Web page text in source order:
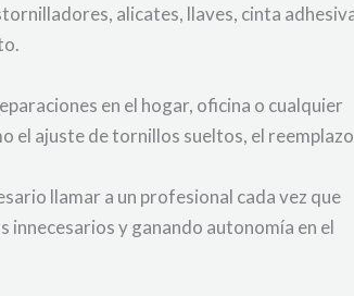
alicates, llaves, cinta
en el hogar, oficina o cualquier
el ajuste de tornillos sueltos, el reemplazo
llamar a un profesional cada vez que
y ganando autonomía en el